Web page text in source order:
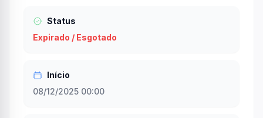
Status
Expirado / Esgotado
Início
08/12/2025 00:00